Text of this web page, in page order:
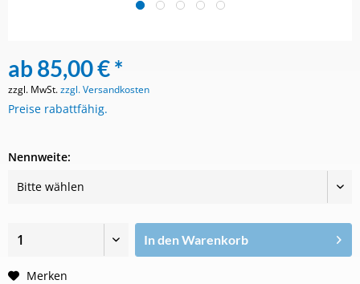
ab 85,00 € *
zzgl. MwSt.zzgl. Versandkosten
Preise rabattfähig.
Nennweite:
In denWarenkorb
Merken